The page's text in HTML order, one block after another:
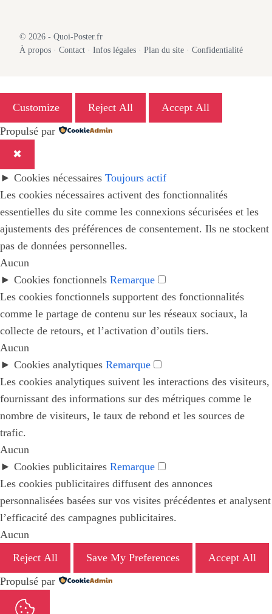
© 2026 - Quoi-Poster.fr
À propos · Contact · Infos légales · Plan du site · Confidentialité
Customize Reject All
Accept All
Propulsé par
✖
► Cookies nécessaires Toujours actif
Les cookies nécessaires activent des fonctionnalités
essentielles du site comme les connexions sécurisées et les
ajustements des préférences de consentement. Ils ne stockent
pas de données personnelles.
Aucun
► Cookies fonctionnels Remarque
Les cookies fonctionnels supportent des fonctionnalités
comme le partage de contenu sur les réseaux sociaux, la
collecte de retours, et l’activation d’outils tiers.
Aucun
► Cookies analytiques Remarque
Les cookies analytiques suivent les interactions des visiteurs,
fournissant des informations sur des métriques comme le
nombre de visiteurs, le taux de rebond et les sources de
trafic.
Aucun
► Cookies publicitaires Remarque
Les cookies publicitaires diffusent des annonces
personnalisées basées sur vos visites précédentes et analysent
l’efficacité des campagnes publicitaires.
Aucun
Reject All
Save My Preferences
Accept All
Propulsé par